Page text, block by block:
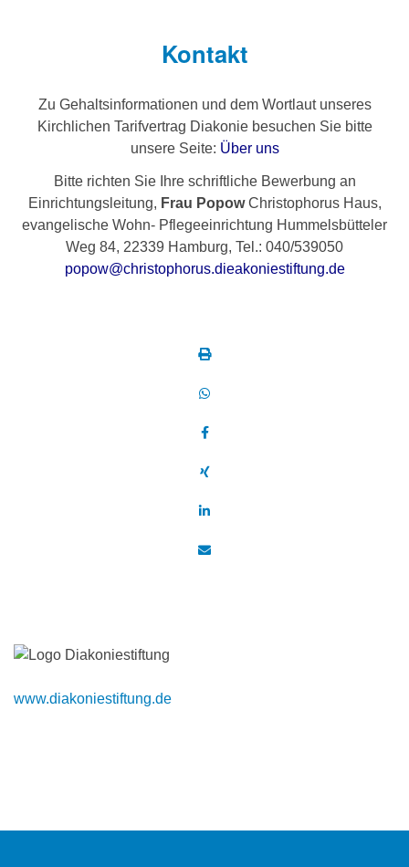
Kontakt
Zu Gehaltsinformationen und dem Wortlaut unseres
Kirchlichen Tarifvertrag Diakonie besuchen Sie bitte
unsere Seite: Über uns
Bitte richten Sie Ihre schriftliche Bewerbung an
Einrichtungsleitung, Frau PopowChristophorus Haus,
evangelische Wohn- Pflegeeinrichtung Hummelsbütteler
Weg 84, 22339 Hamburg, Tel.: 040/539050
popow@christophorus.dieakoniestiftung.de
www.diakoniestiftung.de